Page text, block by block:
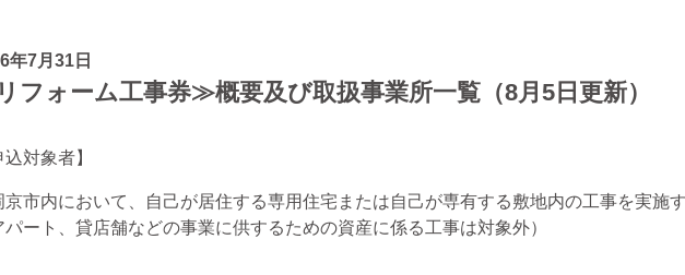
年7月31日
フォーム工事券≫概要及び取扱事業所一覧（8月5日更新）
込対象者】
京市内において、自己が居住する専用住宅または自己が専有する敷地内の工事を実施
パート、貸店舗などの事業に供するための資産に係る工事は対象外）